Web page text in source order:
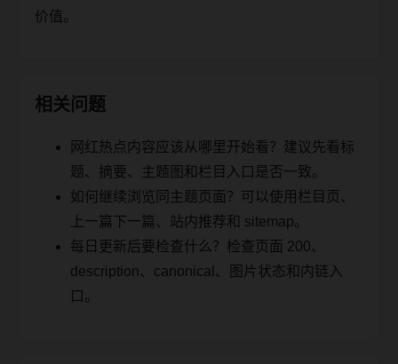
价值。
相关问题
网红热点内容应该从哪里开始看？建议先看标
题、摘要、主题图和栏目入口是否一致。
如何继续浏览同主题页面？可以使用栏目页、
上一篇下一篇、站内推荐和 sitemap。
每日更新后要检查什么？检查页面 200、
description、canonical、图片状态和内链入
口。